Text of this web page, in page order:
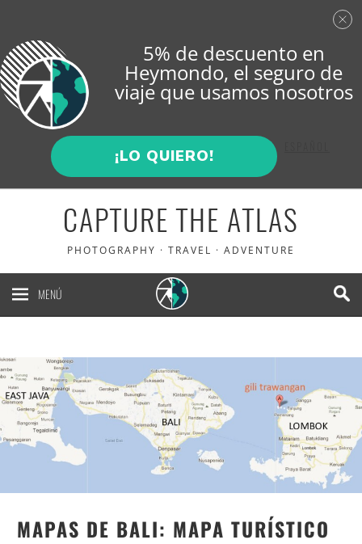
CAPTURE THE ATLAS
PHOTOGRAPHY · TRAVEL · ADVENTURE
MENÚ
MAPAS DE BALI: MAPA TURÍSTICO
5% de descuento en
Heymondo, el seguro de
viaje que usamos nosotros
¡LO QUIERO!